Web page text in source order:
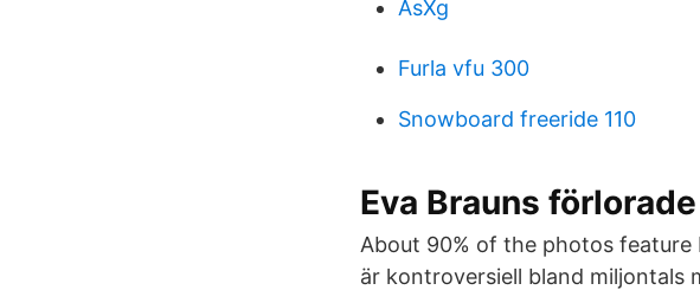
AsXg
Furla vfu 300
Snowboard freeride 110
Eva Brauns
About 90% of the photos
är kontroversiell bland miljontals